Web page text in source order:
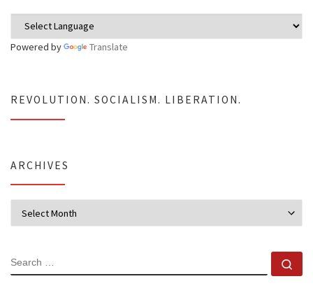
Powered by Translate
REVOLUTION. SOCIALISM. LIBERATION.
ARCHIVES
SEARCH